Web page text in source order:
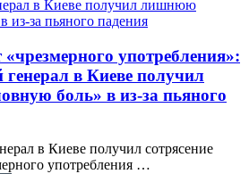
«чрезмерного употребления»:
генерал в Киеве получил
боль» в из-за пьяного
в Киеве получил сотрясение
употребления …